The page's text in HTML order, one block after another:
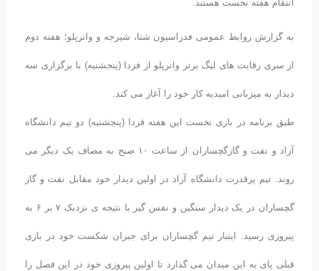
انتقام هفته نخست هستند.
به گزارش روابط عمومی فدراسیون شنا، شیرجه و واترپلو؛ هفته دوم
از سری رقابت های لیگ برتر واترپلو از فردا (پنجشنبه) با برگزاری سه
دیدار به میزبانی امیدیه کار خود را آغاز می کند.
طبق برنامه در بازی نخست این هفته فردا (پنجشنبه) دو تیم دانشگاه
آزاد و نفت و گازگچساران از ساعت ۱۰ صبح به مصاف یک دیگر می
روند. تیم پرقدرت دانشگاه آزاد در اولین دیدار خود مقابل نفت و گاز
گچساران در یک دیدار سنگین و نفس گیر با نتیجه ی نزدیک ۷ بر ۶ به
پیروزی رسید. اینبار تیم گچساران برای جبران شکست خود در بازی
قبلی پای به این میدان می گذارد تا اولین پیروزی خود در این فصل را